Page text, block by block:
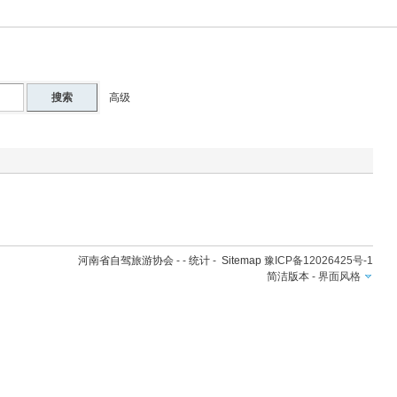
搜索 高级
河南省自驾旅游协会 - -统计 -Sitemap 豫ICP备12026425号-1
简洁版本 -界面风格